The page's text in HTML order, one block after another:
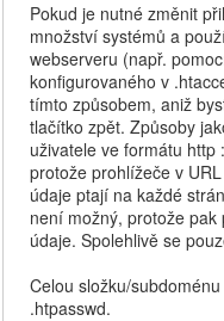
Pokud je nutné změnit
množství systémů a
webserveru (např.
konfigurovaného v
tímto způsobem, aniž
tlačítko zpět. Způsoby
uživatele ve formátu http
protože prohlížeče v
údaje ptají na každé
není možný, protože
údaje. Spolehlivě se
Celou složku/
.htpasswd.